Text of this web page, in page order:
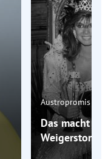
Austropromis
Das macht
Weigerstorfer